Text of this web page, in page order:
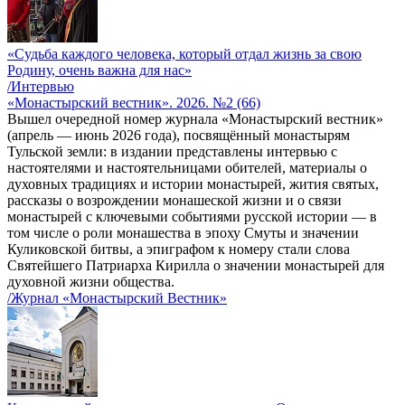
«Судьба каждого человека, который отдал жизнь за свою
Родину, очень важна для нас»
/Интервью
«Монастырский вестник». 2026. №2 (66)
Вышел очередной номер журнала «Монастырский вестник»
(апрель — июнь 2026 года), посвящённый монастырям
Тульской земли: в издании представлены интервью с
настоятелями и настоятельницами обителей, материалы о
духовных традициях и истории монастырей, жития святых,
рассказы о возрождении монашеской жизни и о связи
монастырей с ключевыми событиями русской истории — в
том числе о роли монашества в эпоху Смуты и значении
Куликовской битвы, а эпиграфом к номеру стали слова
Святейшего Патриарха Кирилла о значении монастырей для
духовной жизни общества.
/Журнал «Монастырский Вестник»